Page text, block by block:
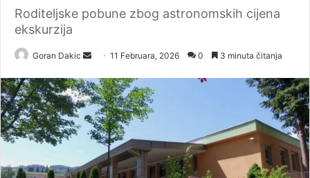
Roditeljske pobune zbog astronomskih cijena
ekskurzija
Goran Dakic
n
d
a
n
e
m
11 Februara, 2026 0 3 minuta čitanja